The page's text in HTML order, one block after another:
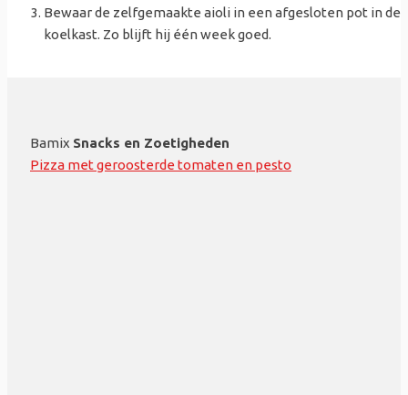
Bewaar de zelfgemaakte aioli in een afgesloten pot in de
koelkast. Zo blijft hij één week goed.
Bamix Snacks en Zoetigheden
Pizza met geroosterde tomaten en pesto